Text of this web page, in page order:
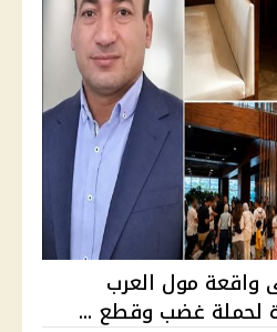
واقعة مول العرب
لحملة غضب وقطع ...